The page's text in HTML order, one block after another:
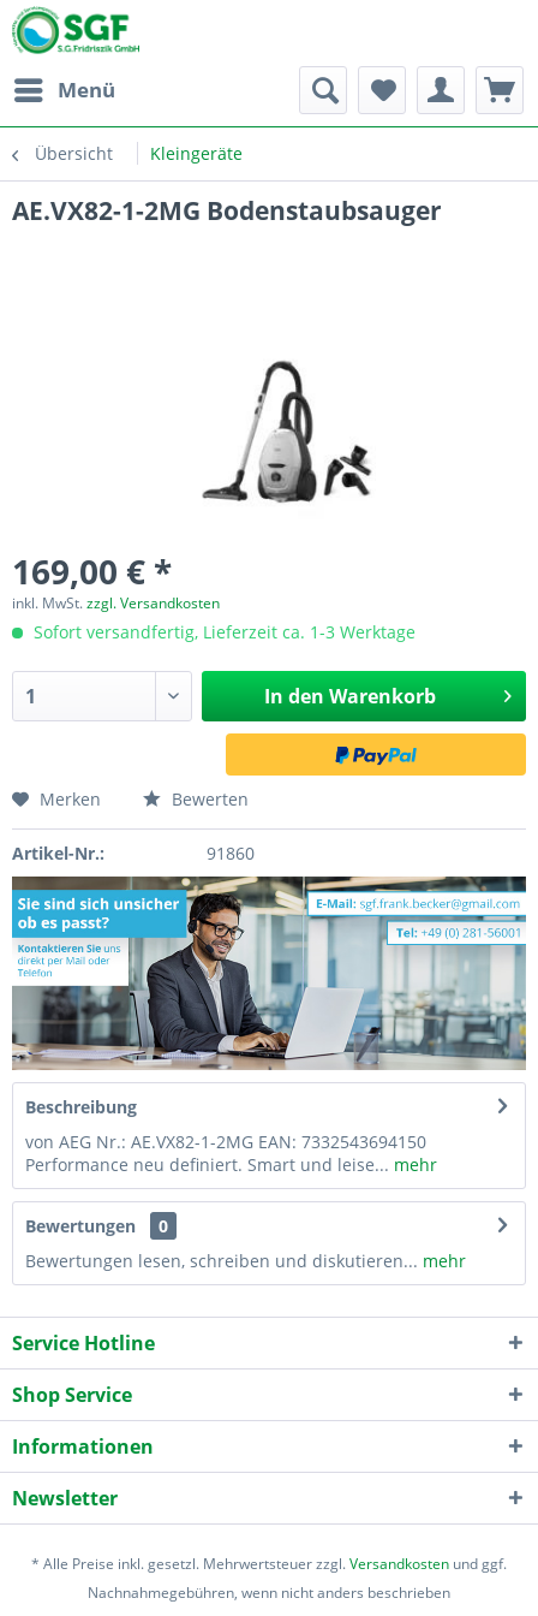
Menü
Übersicht Kleingeräte
AE.VX82-1-2MG Bodenstaubsauger
169,00 € *
inkl. MwSt.zzgl. Versandkosten
Sofort versandfertig, Lieferzeit ca. 1-3 Werktage
In den Warenkorb
Merken Bewerten
Artikel-Nr.: 91860
Beschreibung
von AEG Nr.: AE.VX82-1-2MG EAN: 7332543694150
Performance neu definiert. Smart und leise... mehr
Bewertungen
0
Bewertungen lesen, schreiben und diskutieren... mehr
Service Hotline
Shop Service
Informationen
Newsletter
* Alle Preise inkl. gesetzl. Mehrwertsteuer zzgl.Versandkosten und ggf.
Nachnahmegebühren, wenn nicht anders beschrieben